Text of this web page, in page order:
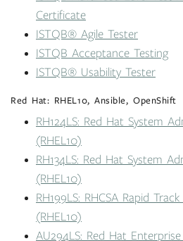
Certificate
ISTQB® Agile Tester
ISTQB Acceptance Testing
ISTQB® Usability Tester
Red Hat: RHEL10, Ansible, OpenShift
RH124LS: Red Hat System
(RHEL10)
RH134LS: Red Hat System
(RHEL10)
RH199LS: RHCSA Rapid
(RHEL10)
AU294LS: Red Hat